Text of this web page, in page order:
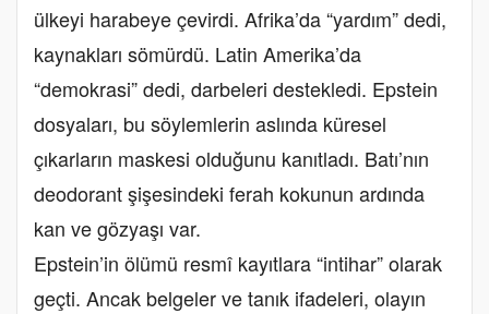
ülkeyi harabeye çevirdi. Afrika’da “yardım” dedi,
kaynakları sömürdü. Latin Amerika’da
“demokrasi” dedi, darbeleri destekledi. Epstein
dosyaları, bu söylemlerin aslında küresel
çıkarların maskesi olduğunu kanıtladı. Batı’nın
deodorant şişesindeki ferah kokunun ardında
kan ve gözyaşı var.
Epstein’in ölümü resmî kayıtlara “intihar” olarak
geçti. Ancak belgeler ve tanık ifadeleri, olayın